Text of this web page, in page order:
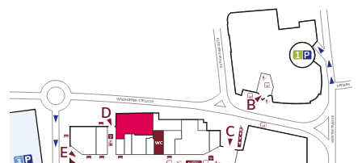
P
1
D
E
C
B
WAIDHOFNER STRASSE
WÖRTHSTRASSE
GRABEN
KLOSTERSTRASSE